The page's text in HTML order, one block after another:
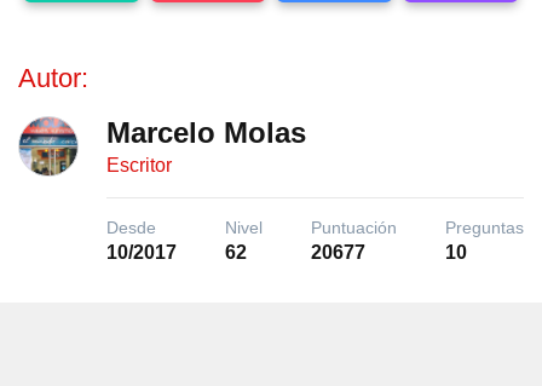
Autor:
Marcelo Molas
Escritor
Desde
10/2017
Nivel
62
Puntuación
20677
Preguntas
10